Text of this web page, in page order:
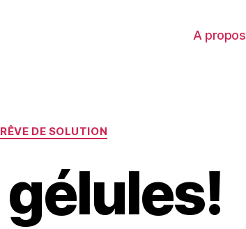
A propos
Catégories
RÊVE DE SOLUTION